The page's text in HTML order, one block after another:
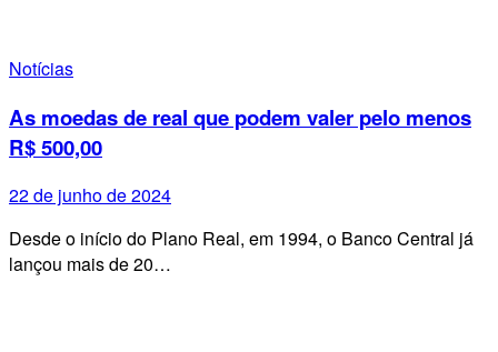
Notícias
As moedas de real que podem valer pelo menos
R$ 500,00
22 de junho de 2024
Desde o início do Plano Real, em 1994, o Banco Central já
lançou mais de 20…